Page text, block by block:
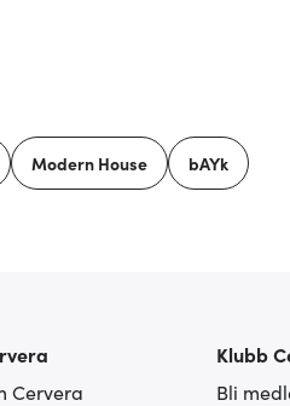
Modern House bAYk
Cervera
Klubb
Bli